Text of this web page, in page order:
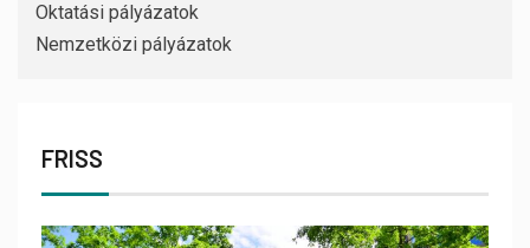
Oktatási pályázatok
Nemzetközi pályázatok
FRISS